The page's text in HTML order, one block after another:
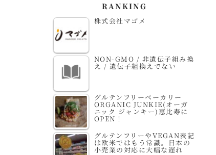
RANKING
株式会社マゴメ
NON-GMO / 非遺伝子組み換
え / 遺伝子組換えでない
グルテンフリーベーカリー
ORGANIC JUNKIE(オーガ
ニック ジャンキー)恵比寿に
OPEN！
グルテンフリーやVEGAN表記
は欧米ではもう常識。日本の
小売業の対応に大幅な遅れ